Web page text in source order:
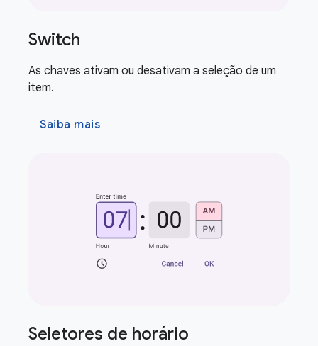
Switch
As chaves ativam ou desativam a seleção de um
item.
Saiba mais
Seletores de horário